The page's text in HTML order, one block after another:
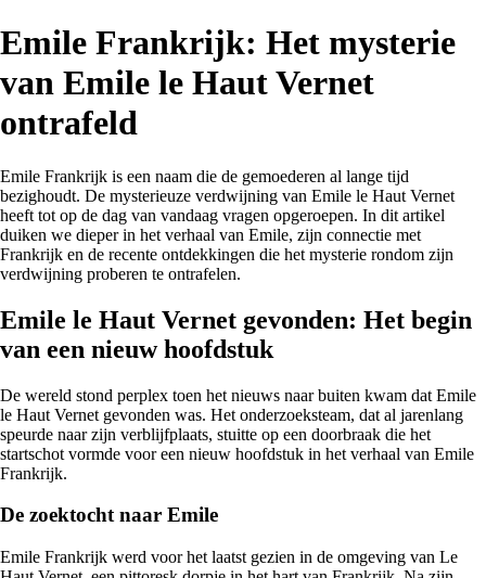
Emile Frankrijk: Het mysterie
van Emile le Haut Vernet
ontrafeld
Emile Frankrijk is een naam die de gemoederen al lange tijd
bezighoudt. De mysterieuze verdwijning van Emile le Haut Vernet
heeft tot op de dag van vandaag vragen opgeroepen. In dit artikel
duiken we dieper in het verhaal van Emile, zijn connectie met
Frankrijk en de recente ontdekkingen die het mysterie rondom zijn
verdwijning proberen te ontrafelen.
Emile le Haut Vernet gevonden: Het begin
van een nieuw hoofdstuk
De wereld stond perplex toen het nieuws naar buiten kwam dat Emile
le Haut Vernet gevonden was. Het onderzoeksteam, dat al jarenlang
speurde naar zijn verblijfplaats, stuitte op een doorbraak die het
startschot vormde voor een nieuw hoofdstuk in het verhaal van Emile
Frankrijk.
De zoektocht naar Emile
Emile Frankrijk werd voor het laatst gezien in de omgeving van Le